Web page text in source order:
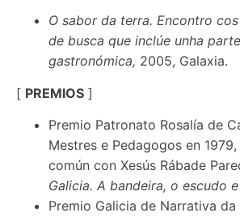
O sabor da terra. Encontro
de busca que inclúe unha
gastronómica, 2005, Galaxia.
[ PREMIOS ]
Premio Patronato Rosalía de
Mestres e Pedagogos en
común con Xesús Rábade
Galicia. A bandeira, o escudo
Premio Galicia de Narrativa